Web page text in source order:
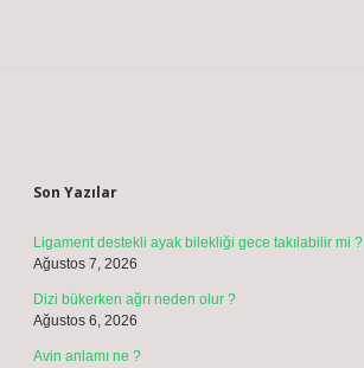
Son Yazılar
Ligament destekli ayak bilekliği gece takılabilir mi ?
Ağustos 7, 2026
Dizi bükerken ağrı neden olur ?
Ağustos 6, 2026
Avin anlamı ne ?